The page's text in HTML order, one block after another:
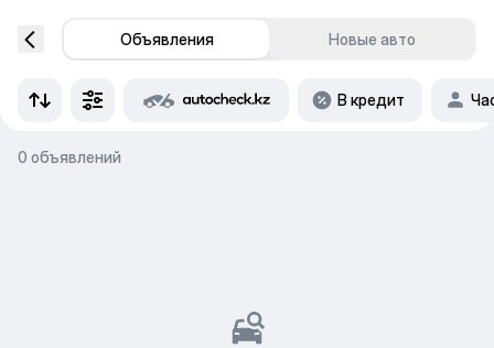
Объявления Новые авто
В кредит
0 объявлений